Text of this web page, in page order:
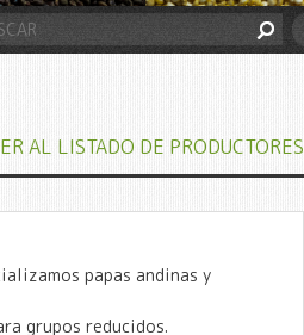
AL LISTADO DE PRODUCTORES
papas andinas y
grupos reducidos.